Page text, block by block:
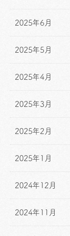
2025年6月
2025年5月
2025年4月
2025年3月
2025年2月
2025年1月
2024年12月
2024年11月